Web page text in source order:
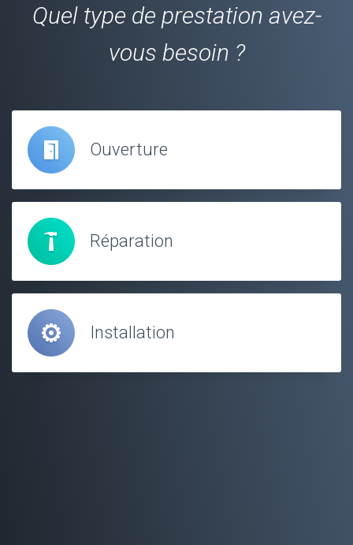
Quel type de prestation avez-
vous besoin ?
Ouverture
Réparation
Installation